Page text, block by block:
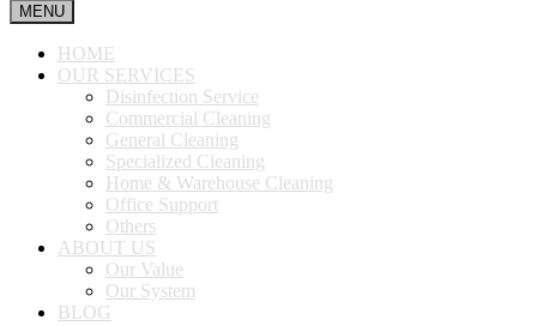
MENU
HOME
OUR SERVICES
Disinfection Service
Commercial Cleaning
General Cleaning
Specialized Cleaning
Home & Warehouse Cleaning
Office Support
Others
ABOUT US
Our Value
Our System
BLOG